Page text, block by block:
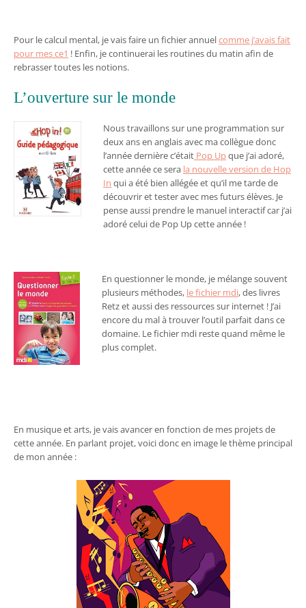
Pour le calcul mental, je vais faire un fichier annuelcomme j’avais fait
pour mes ce1 ! Enfin, je continuerai les routines du matin afin de
rebrasser toutes les notions.
L’ouverture sur le monde
Nous travaillons sur une programmation sur
deux ans en anglais avec ma collègue donc
l’année dernière c’était Pop Upque j’ai adoré,
cette année ce sera la nouvelle version de Hop
In qui a été bien allégée et qu’il me tarde de
découvrir et tester avec mes futurs élèves. Je
pense aussi prendre le manuel interactif car j’ai
adoré celui de Pop Up cette année !
En questionner le monde, je mélange souvent
plusieurs méthodes, le fichier mdi, des livres
Retz et aussi des ressources sur internet ! J’ai
encore du mal à trouver l’outil parfait dans ce
domaine. Le fichier mdi reste quand même le
plus complet.
En musique et arts, je vais avancer en fonction de mes projets de
cette année. En parlant projet, voici donc en image le thème principal
de mon année :